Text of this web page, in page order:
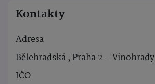
Kontakty
Adresa
Bělehradská , Praha 2 - Vinohrady
IČO